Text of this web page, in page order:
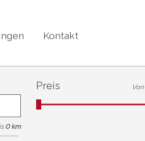
Kontakt
0 km
Preis Von